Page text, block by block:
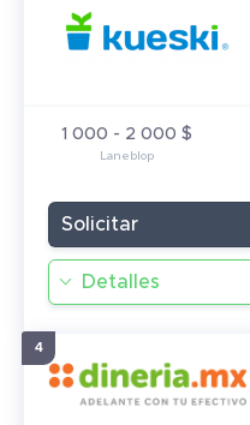
1 000 - 2 000 $
Detalles
Solicitar